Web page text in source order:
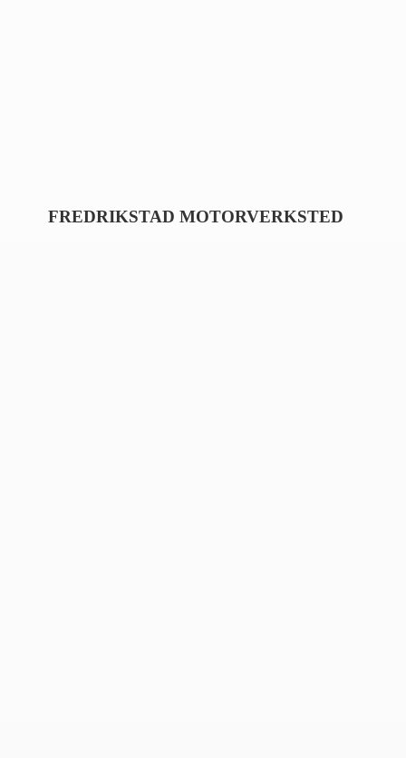
FREDRIKSTAD MOTORVERKSTED